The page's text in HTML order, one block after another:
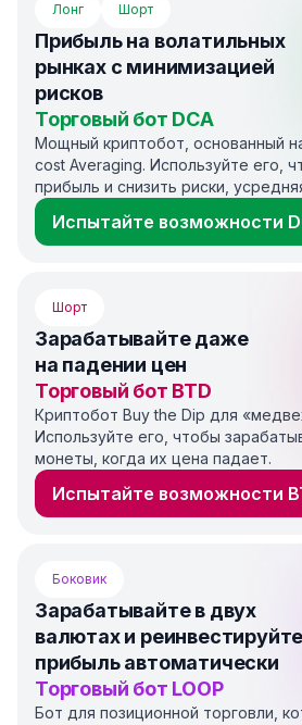
Лонг Шорт
Прибыль на волатильных
рынках с минимизацией
рисков
Торговый бот DCA
Мощный криптобот, основанный
cost Averaging. Используйте его,
прибыль и снизить риски,
Испытайте возможности
Шорт
Зарабатывайте даже
на падении цен
Торговый бот BTD
Криптобот Buy the Dip для
Используйте его, чтобы
монеты, когда их цена падает.
Испытайте возможности
Боковик
Зарабатывайте в двух
валютах и реинвестируйте
прибыль автоматически
Торговый бот LOOP
Бот для позиционной торговли,